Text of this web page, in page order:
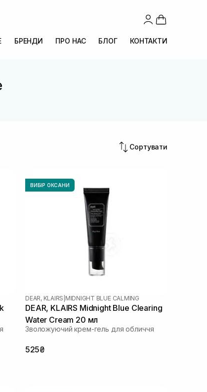
БРЕНДИ ПРО НАС БЛОГ КОНТАКТИ
Сортувати
ВИБІР ОКСАНИ
DEAR, KLAIRS MIDNIGHT BLUE CALMING
DEAR, KLAIRS Midnight Blue Clearing
Water Cream 20 мл
Зволожуючий крем-гель для обличчя
525₴